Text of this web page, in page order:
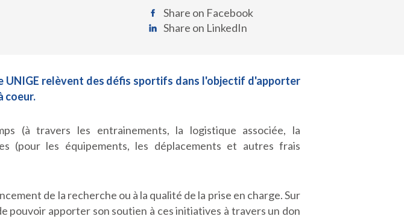
Share on Facebook
Share on LinkedIn
UNIGE relèvent des défis sportifs dans l'objectif d'apporter
coeur.
(à travers les entrainements, la logistique associée, la
(pour les équipements, les déplacements et autres frais
de la recherche ou à la qualité de la prise en charge. Sur
apporter son soutien à ces initiatives à travers un don